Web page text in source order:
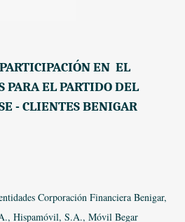
EN EL
PARA EL PARTIDO DEL
- CLIENTES BENIGAR
Corporación Financiera Benigar,
Hispamóvil, S.A., Móvil Begar